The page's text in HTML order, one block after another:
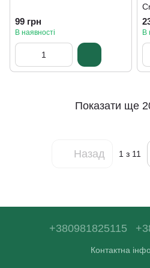
99 грн
В наявності В
Показати ще
Назад 1 з 11
+380981825115
Контактна